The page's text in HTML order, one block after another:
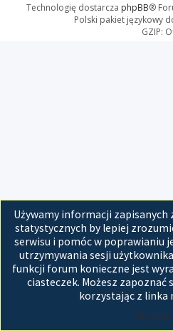
Używamy informacji zapisanych
statystycznych by lepiej
serwisu i pomóc w poprawianiu
utrzymywania sesji
funkcji forum konieczne jest
ciasteczek. Możesz
korzystając z linka
Technologię dostarcza phpBB®
Polski pakiet językowy
GZIP: